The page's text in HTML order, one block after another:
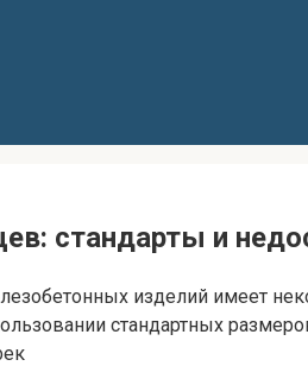
стандарты и
изделий имеет
стандартных